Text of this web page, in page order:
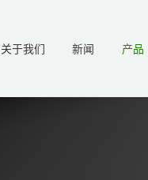
关于我们 新闻 产品